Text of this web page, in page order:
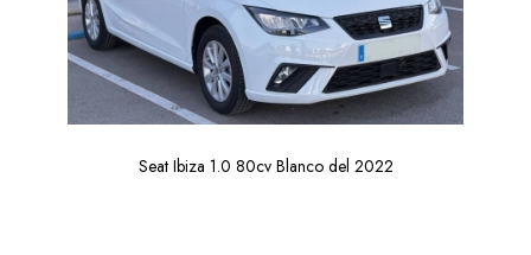
Seat Ibiza 1.0 80cv Blanco del 2022